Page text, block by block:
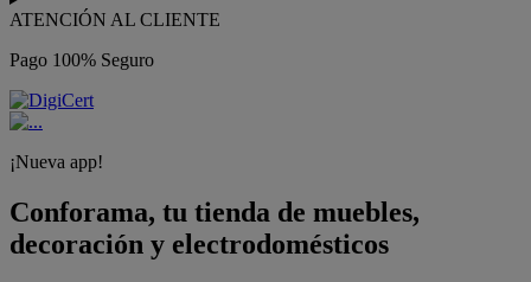
ATENCIÓN AL CLIENTE
Pago 100% Seguro
¡Nueva app!
Conforama, tu tienda de muebles,
decoración y electrodomésticos